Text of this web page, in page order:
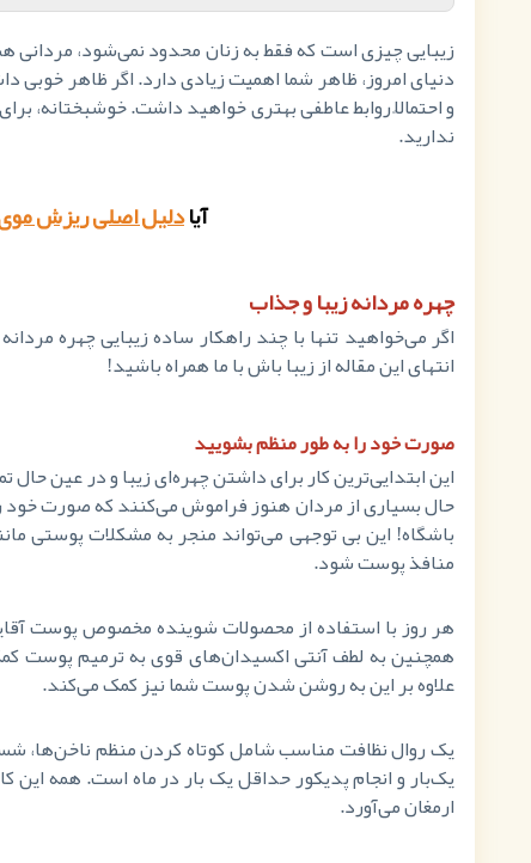
زیبایی چیزی است که فقط به زنان محدود نمی‌شود،
دنیای امروز، ظاهر شما اهمیت زیادی دارد. اگر ظاهر
و احتمالاً روابط عاطفی بهتری خواهید داشت. خوشبختانه،
ندارید.
آیادلیل اصلی ریزش
چهره مردانه زیبا و جذاب
اگر می‌خواهید تنها با چند راهکار ساده زیبایی چهره
انتهای این مقاله از زیبا باش با ما همراه باشید!
صورت خود را به طور منظم بشویید
این ابتدایی‌ترین کار برای داشتن چهره‌ای زیبا و در عین
حال بسیاری از مردان هنوز فراموش می‌کنند که صورت خود
باشگاه! این بی توجهی می‌تواند منجر به مشکلات پوستی
منافذ پوست شود.
هر روز با استفاده از محصولات شوینده مخصوص پوست
همچنین به لطف آنتی اکسیدان‌های قوی به ترمیم پوست
علاوه بر این به روشن شدن پوست شما نیز کمک می‌کند.
یک روال نظافت مناسب شامل کوتاه کردن منظم
یک‌بار و انجام پدیکور حداقل یک بار در ماه است. همه
ارمغان می‌آورد.